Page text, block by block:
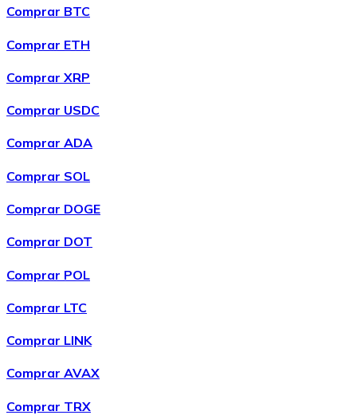
Comprar Chainlink
LINK
tarjeta
Comprar BTC
Comprar ETH
Comprar XRP
Comprar USDC
Comprar ADA
Comprar SOL
Comprar DOGE
Comprar DOT
Comprar POL
Comprar LTC
Comprar LINK
Comprar AVAX
Comprar TRX